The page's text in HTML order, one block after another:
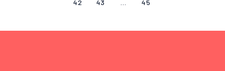
42 43 … 45